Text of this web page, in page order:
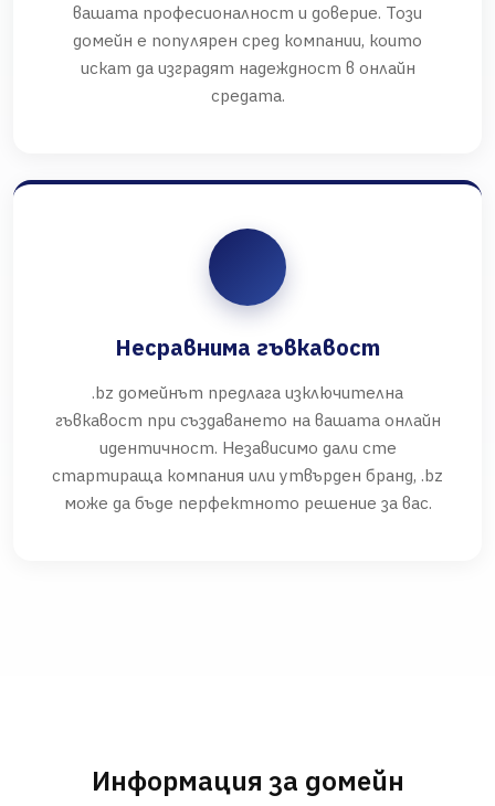
вашата професионалност и доверие. Този
домейн е популярен сред компании, които
искат да изградят надеждност в онлайн
средата.
Несравнима гъвкавост
.bz домейнът предлага изключителна
гъвкавост при създаването на вашата онлайн
идентичност. Независимо дали сте
стартираща компания или утвърден бранд, .bz
може да бъде перфектното решение за вас.
Информация за домейн